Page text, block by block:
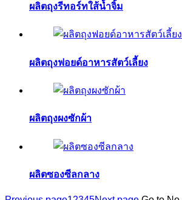
ผลิตถุงรีทอร์ทใส้น้ำจิ้ม
ผลิตถุงฟอยด์อาหารสัตว์เลี้ยง
ผลิตถุงผงซักผ้า
ผลิตซองซีลกลาง